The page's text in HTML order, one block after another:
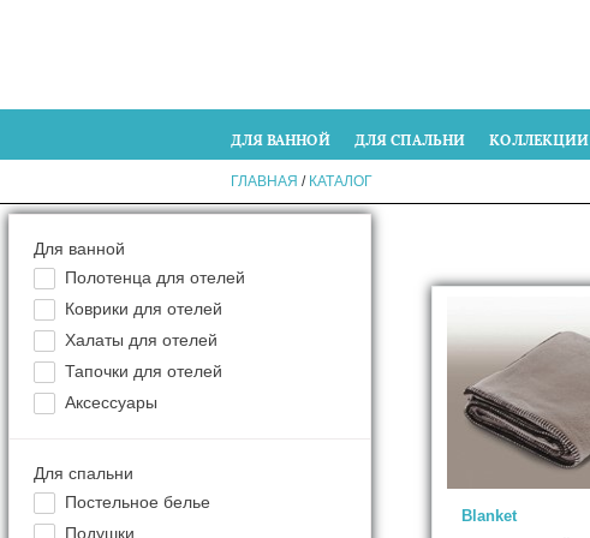
ДЛЯ ВАННОЙ ДЛЯ СПАЛЬНИ КОЛЛЕКЦИИ
ГЛАВНАЯ / КАТАЛОГ
Для ванной
Полотенца для отелей
Коврики для отелей
Халаты для отелей
Тапочки для отелей
Аксессуары
Для спальни
Постельное белье
Подушки
Blanket